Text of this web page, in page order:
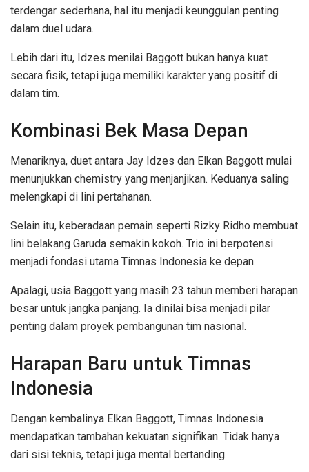
terdengar sederhana, hal itu menjadi keunggulan penting
dalam duel udara.
Lebih dari itu, Idzes menilai Baggott bukan hanya kuat
secara fisik, tetapi juga memiliki karakter yang positif di
dalam tim.
Kombinasi Bek Masa Depan
Menariknya, duet antara Jay Idzes dan Elkan Baggott mulai
menunjukkan chemistry yang menjanjikan. Keduanya saling
melengkapi di lini pertahanan.
Selain itu, keberadaan pemain seperti Rizky Ridho membuat
lini belakang Garuda semakin kokoh. Trio ini berpotensi
menjadi fondasi utama Timnas Indonesia ke depan.
Apalagi, usia Baggott yang masih 23 tahun memberi harapan
besar untuk jangka panjang. Ia dinilai bisa menjadi pilar
penting dalam proyek pembangunan tim nasional.
Harapan Baru untuk Timnas
Indonesia
Dengan kembalinya Elkan Baggott, Timnas Indonesia
mendapatkan tambahan kekuatan signifikan. Tidak hanya
dari sisi teknis, tetapi juga mental bertanding.